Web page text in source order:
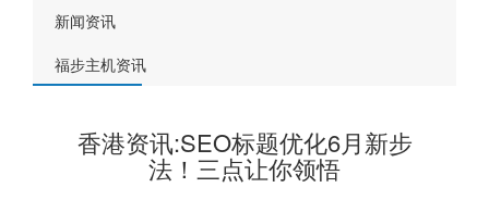
新闻资讯
福步主机资讯
香港资讯:SEO标题优化6月新步
法！三点让你领悟